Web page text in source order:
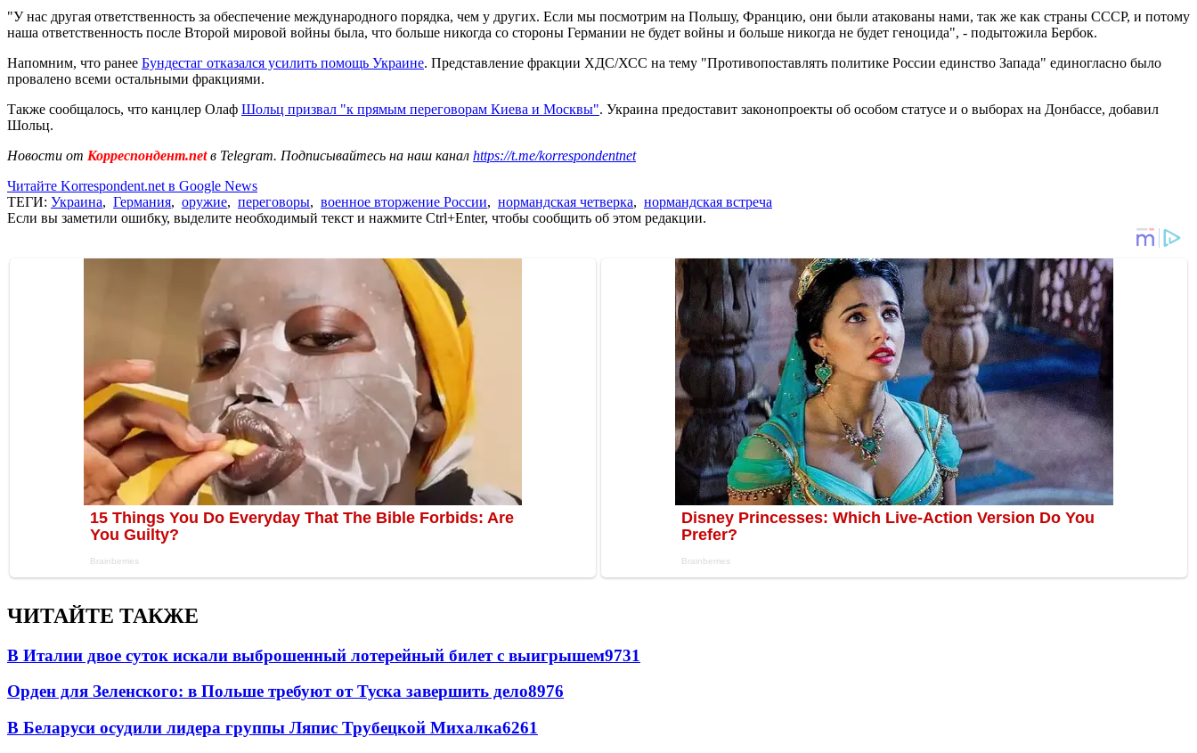
"У нас другая ответственность за обеспечение международного порядка, чем у других. Если мы посмотрим на Польшу, Францию, они были атакованы нами, так же как страны СССР, и потому
наша ответственность после Второй мировой войны была, что больше никогда со стороны Германии не будет войны и больше никогда не будет геноцида", - подытожила Бербок.
Напомним, что ранее Бундестаг отказался усилить помощь Украине. Представление фракции ХДС/ХСС на тему "Противопоставлять политике России единство Запада" единогласно было
провалено всеми остальными фракциями.
Также сообщалось, что канцлер Олаф Шольц призвал "к прямым переговорам Киева и Москвы". Украина предоставит законопроекты об особом статусе и о выборах на Донбассе, добавил
Шольц.
Новости от Корреспондент.netв Telegram. Подписывайтесь на наш канал https://t.me/korrespondentnet
Читайте Korrespondent.net в Google News
ТЕГИ: Украина, Германия, оружие, переговоры, военное вторжение России, нормандская четверка, нормандская встреча
Если вы заметили ошибку, выделите необходимый текст и нажмите Ctrl+Enter, чтобы сообщить об этом редакции.
ЧИТАЙТЕ ТАКЖЕ
В Италии двое суток искали выброшенный лотерейный билет с выигрышем9731
Орден для Зеленского: в Польше требуют от Туска завершить дело8976
В Беларуси осудили лидера группы Ляпис Трубецкой Михалка6261